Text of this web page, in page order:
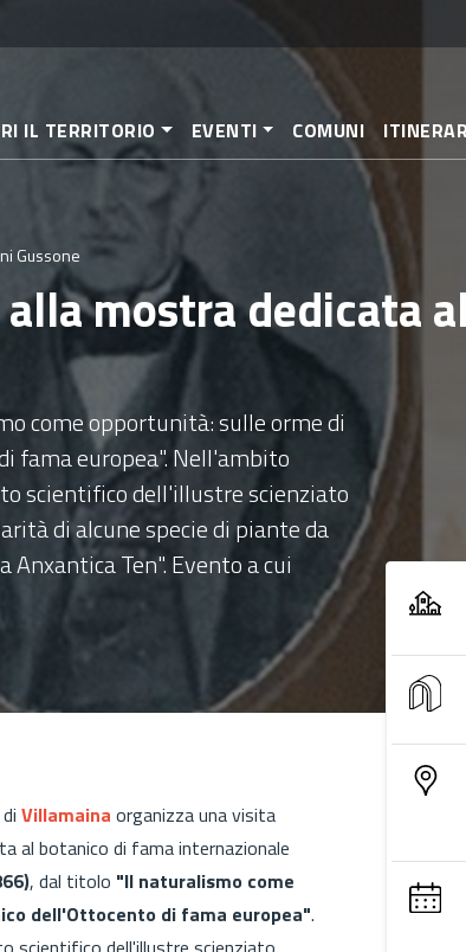
al
IL TERRITORIO EVENTI COMUNI
Gussone
mostra dedicata
come opportunità: sulle orme di
fama europea". Nell'ambito
scientifico dell'illustre scienziato
di alcune specie di piante da
Ten". Evento a cui
Villamaina organizza una visita
al botanico di fama internazionale
, dal titolo "Il naturalismo come
dell'Ottocento di fama europea".